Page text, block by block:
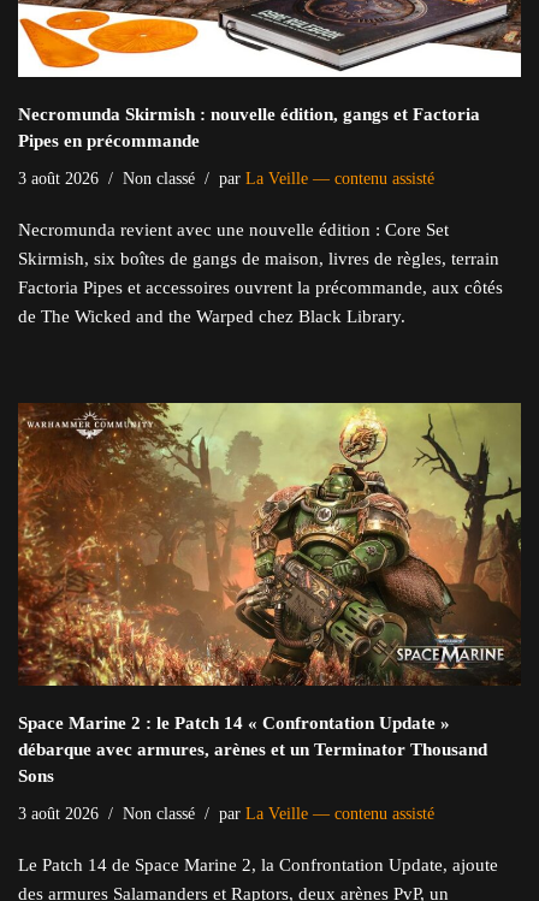
Necromunda Skirmish : nouvelle édition, gangs et Factoria
Pipes en précommande
3 août 2026 Non classé par La Veille — contenu assisté
Necromunda revient avec une nouvelle édition : Core Set
Skirmish, six boîtes de gangs de maison, livres de règles, terrain
Factoria Pipes et accessoires ouvrent la précommande, aux côtés
de The Wicked and the Warped chez Black Library.
Space Marine 2 : le Patch 14 « Confrontation Update »
débarque avec armures, arènes et un Terminator Thousand
Sons
3 août 2026 Non classé par La Veille — contenu assisté
Le Patch 14 de Space Marine 2, la Confrontation Update, ajoute
des armures Salamanders et Raptors, deux arènes PvP, un